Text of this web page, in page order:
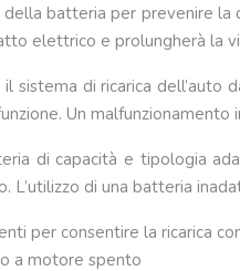
batteria per prevenire la
elettrico e prolungherà la
sistema di ricarica dell’auto
Un malfunzionamento
di capacità e tipologia
L’utilizzo di una batteria
per consentire la ricarica
a motore spento